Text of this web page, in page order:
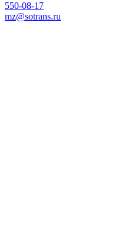
550-08-17
mz@sotrans.ru